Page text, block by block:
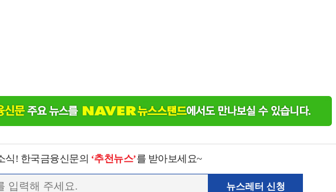
식! 한국금융신문의 ‘추천뉴스’를 받아보세요~
뉴스레터 신청